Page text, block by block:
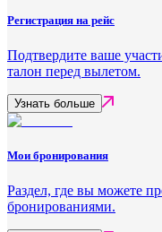
Регистрация на рейс
Подтвердите ваше
талон перед вылетом.
Узнать больше
Мои бронирования
Раздел, где вы можете
бронированиями.